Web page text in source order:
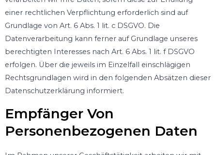
einer rechtlichen Verpflichtung erforderlich sind auf
Grundlage von Art. 6 Abs. 1 lit. c DSGVO. Die
Datenverarbeitung kann ferner auf Grundlage unseres
berechtigten Interesses nach Art. 6 Abs. 1 lit. f DSGVO
erfolgen. Über die jeweils im Einzelfall einschlägigen
Rechtsgrundlagen wird in den folgenden Absätzen dieser
Datenschutzerklärung informiert.
Empfänger Von
Personenbezogenen Daten